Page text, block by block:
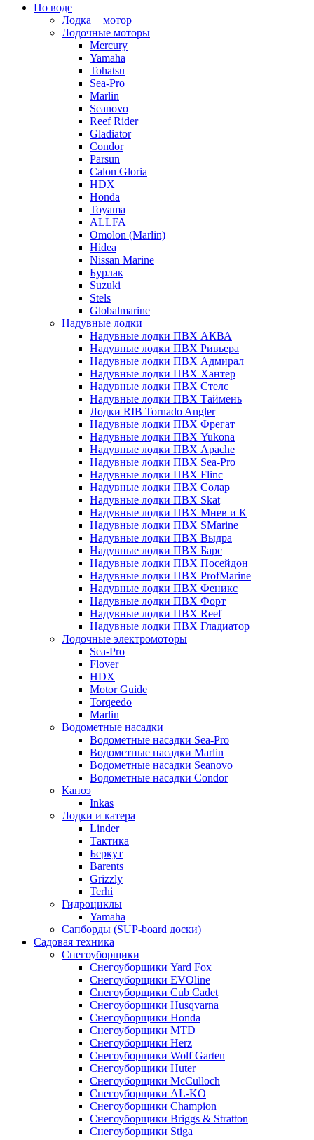
По воде
Лодка + мотор
Лодочные моторы
Mercury
Yamaha
Tohatsu
Sea-Pro
Marlin
Seanovo
Reef Rider
Gladiator
Condor
Parsun
Calon Gloria
HDX
Honda
Toyama
ALLFA
Omolon (Marlin)
Hidea
Nissan Marine
Бурлак
Suzuki
Stels
Globalmarine
Надувные лодки
Надувные лодки ПВХ АКВА
Надувные лодки ПВХ Ривьера
Надувные лодки ПВХ Адмирал
Надувные лодки ПВХ Хантер
Надувные лодки ПВХ Стелс
Надувные лодки ПВХ Таймень
Лодки RIB Tornado Angler
Надувные лодки ПВХ Фрегат
Надувные лодки ПВХ Yukona
Надувные лодки ПВХ Apache
Надувные лодки ПВХ Sea-Pro
Надувные лодки ПВХ Flinc
Надувные лодки ПВХ Солар
Надувные лодки ПВХ Skat
Надувные лодки ПВХ Мнев и К
Надувные лодки ПВХ SMarine
Надувные лодки ПВХ Выдра
Надувные лодки ПВХ Барс
Надувные лодки ПВХ Посейдон
Надувные лодки ПВХ ProfMarine
Надувные лодки ПВХ Феникс
Надувные лодки ПВХ Форт
Надувные лодки ПВХ Reef
Надувные лодки ПВХ Гладиатор
Лодочные электромоторы
Sea-Pro
Flover
HDX
Motor Guide
Torqeedo
Marlin
Водометные насадки
Водометные насадки Sea-Pro
Водометные насадки Marlin
Водометные насадки Seanovo
Водометные насадки Condor
Каноэ
Inkas
Лодки и катера
Linder
Тактика
Беркут
Barents
Grizzly
Terhi
Гидроциклы
Yamaha
Сапборды (SUP-board доски)
Садовая техника
Снегоуборщики
Снегоуборщики Yard Fox
Снегоуборщики EVOline
Снегоуборщики Cub Cadet
Снегоуборщики Husqvarna
Снегоуборщики Honda
Снегоуборщики MTD
Снегоуборщики Herz
Снегоуборщики Wolf Garten
Снегоуборщики Huter
Снегоуборщики McCulloch
Снегоуборщики AL-KO
Снегоуборщики Champion
Снегоуборщики Briggs & Stratton
Снегоуборщики Stiga